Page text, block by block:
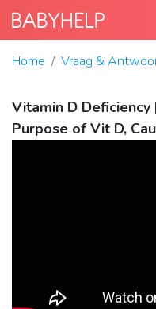
Home Vraag &
Vitamin D
Purpose of Vit D,